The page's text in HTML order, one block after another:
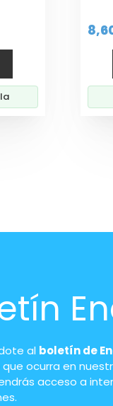
al boletín de
ocurra en
acceso a